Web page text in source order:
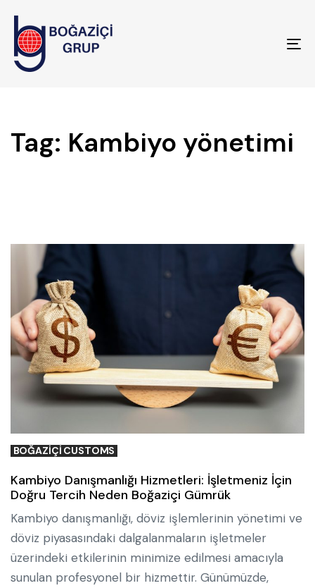
Tag: Kambiyo yönetimi
BOĞAZIÇI CUSTOMS
Kambiyo Danışmanlığı Hizmetleri: İşletmeniz İçin
Doğru Tercih Neden Boğaziçi Gümrük
Kambiyo danışmanlığı, döviz işlemlerinin yönetimi ve
döviz piyasasındaki dalgalanmaların işletmeler
üzerindeki etkilerinin minimize edilmesi amacıyla
sunulan profesyonel bir hizmettir. Günümüzde,